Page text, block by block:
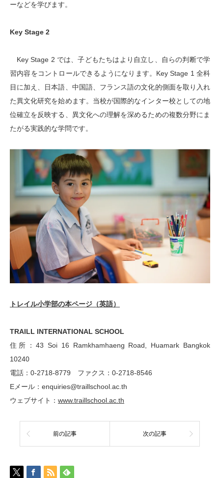
ーなどを学びます。
Key Stage 2
Key Stage 2 では、子どもたちはより自立し、自らの判断で学
習内容をコントロールできるようになります。Key Stage 1 全科
目に加え、日本語、中国語、フランス語の文化的側面を取り入れ
た異文化研究を始めます。当校が国際的なインター校としての地
位確立を反映する、異文化への理解を深めるための複数分野にま
たがる実践的な学問です。
トレイル小学部の本ページ（英語）
TRAILL INTERNATIONAL SCHOOL
住所：43 Soi 16 Ramkhamhaeng Road, Huamark Bangkok
10240
電話：0-2718-8779 ファクス：0-2718-8546
Eメール：enquiries@traillschool.ac.th
ウェブサイト： www.traillschool.ac.th
前の記事 次の記事